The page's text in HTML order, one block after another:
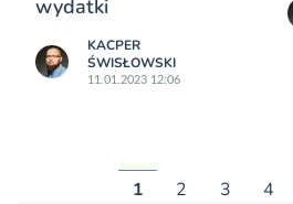
wydatki
KACPER
ŚWISŁOWSKI
11.01.2023 12:06
1 2 3 4